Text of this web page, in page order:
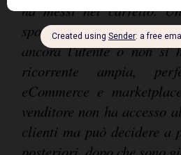
ha messi nel carrello.
sposa con tutti i casi in
ancora l'utente o non si
ricorrente ampia,
eCommerce e
venditore non ha accesso
clienti ma può decidere a